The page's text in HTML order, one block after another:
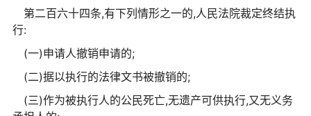
第二百六十四条,有下列情形之一的,人民法院裁定终结执
行:
(一)申请人撤销申请的;
(二)据以执行的法律文书被撤销的;
(三)作为被执行人的公民死亡,无遗产可供执行,又无义务